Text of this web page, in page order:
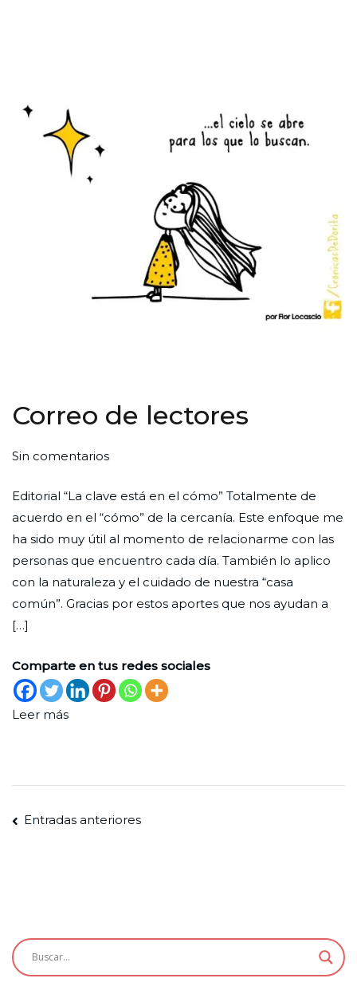
Correo de lectores
Por
Ciudad
Nueva
Publicada
30
de
septiembre
de
2025
Publicada
Lectores
Sin comentariosen
de
lectores
Editorial “La clave está en el cómo” Totalmente de
acuerdo en el “cómo” de la cercanía. Este enfoque me
ha sido muy útil al momento de relacionarme con las
personas que encuentro cada día. También lo aplico
con la naturaleza y el cuidado de nuestra “casa
común”. Gracias por estos aportes que nos ayudan a
[…]
Comparte en tus redes sociales
Leer más
Navegación
Entradas anteriores